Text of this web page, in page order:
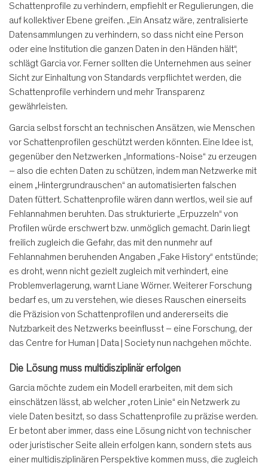
Schattenprofile zu verhindern, empfiehlt er Regulierungen, die
auf kollektiver Ebene greifen. „Ein Ansatz wäre, zentralisierte
Datensammlungen zu verhindern, so dass nicht eine Person
oder eine Institution die ganzen Daten in den Händen hält“,
schlägt Garcia vor. Ferner sollten die Unternehmen aus seiner
Sicht zur Einhaltung von Standards verpflichtet werden, die
Schattenprofile verhindern und mehr Transparenz
gewährleisten.
Garcia selbst forscht an technischen Ansätzen, wie Menschen
vor Schattenprofilen geschützt werden könnten. Eine Idee ist,
gegenüber den Netzwerken „Informations-Noise“ zu erzeugen
– also die echten Daten zu schützen, indem man Netzwerke mit
einem „Hintergrundrauschen“ an automatisierten falschen
Daten füttert. Schattenprofile wären dann wertlos, weil sie auf
Fehlannahmen beruhten. Das strukturierte „Erpuzzeln“ von
Profilen würde erschwert bzw. unmöglich gemacht. Darin liegt
freilich zugleich die Gefahr, das mit den nunmehr auf
Fehlannahmen beruhenden Angaben „Fake History“ entstünde;
es droht, wenn nicht gezielt zugleich mit verhindert, eine
Problemverlagerung, warnt Liane Wörner. Weiterer Forschung
bedarf es, um zu verstehen, wie dieses Rauschen einerseits
die Präzision von Schattenprofilen und andererseits die
Nutzbarkeit des Netzwerks beeinflusst – eine Forschung, der
das Centre for Human | Data | Society nun nachgehen möchte.
Die Lösung muss multidisziplinär erfolgen
Garcia möchte zudem ein Modell erarbeiten, mit dem sich
einschätzen lässt, ab welcher „roten Linie“ ein Netzwerk zu
viele Daten besitzt, so dass Schattenprofile zu präzise werden.
Er betont aber immer, dass eine Lösung nicht von technischer
oder juristischer Seite allein erfolgen kann, sondern stets aus
einer multidisziplinären Perspektive kommen muss, die zugleich